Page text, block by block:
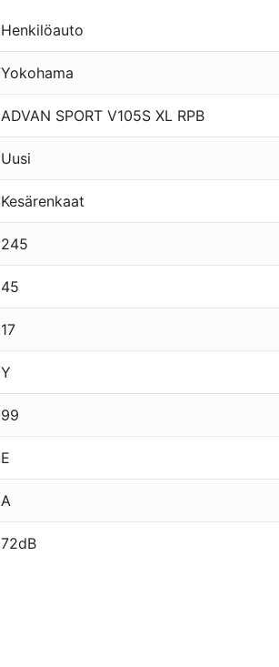
Henkilöauto
Yokohama
ADVAN SPORT V105S XL RPB
Uusi
Kesärenkaat
245
45
17
Y
99
E
A
72dB